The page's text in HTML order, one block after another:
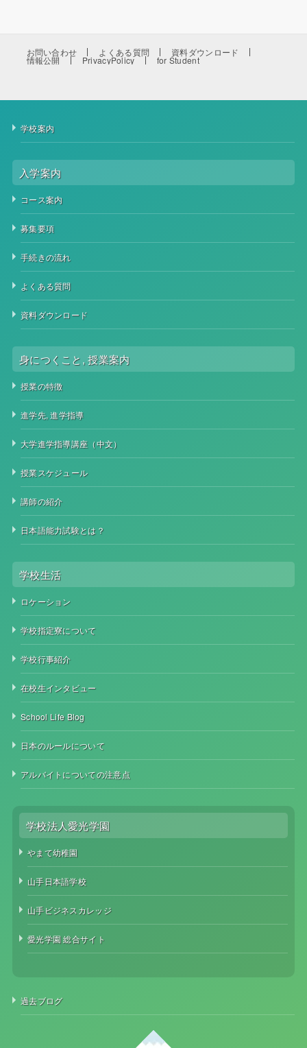
お問い合わせ よくある質問 資料ダウンロード
情報公開 PrivacyPolicy for Student
学校案内
入学案内
コース案内
募集要項
手続きの流れ
よくある質問
資料ダウンロード
身につくこと, 授業案内
授業の特徴
進学先, 進学指導
大学進学指導講座（中文）
授業スケジュール
講師の紹介
日本語能力試験とは？
学校生活
ロケーション
学校指定寮について
学校行事紹介
在校生インタビュー
School Life Blog
日本のルールについて
アルバイトについての注意点
学校法人愛光学園
やまて幼稚園
山手日本語学校
山手ビジネスカレッジ
愛光学園 総合サイト
過去ブログ